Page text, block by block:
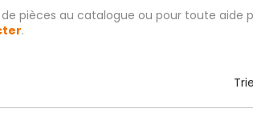
pièces au catalogue ou pour toute aide
.